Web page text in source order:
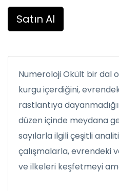
Satın Al
Numeroloji Okült bir dal
kurgu içerdiğini,
rastlantıya
düzen içinde meydana
sayılarla ilgili çeşitli
çalışmalarla, evrendeki
ve ilkeleri keşfetmeyi